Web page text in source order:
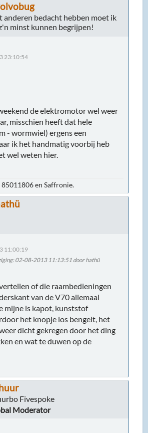
anderen bedacht hebben moet ik
minst kunnen begrijpen!
23:10:54
de elektromotor wel weer
misschien heeft dat hele
- wormwiel) ergens een
ik het handmatig voorbij heb
wel weten hier.
en Saffronie.
11:00:19
: 02-08-2013 11:13:51 door hathü
of die raambedieningen
van de V70 allemaal
mijne is kapot, kunststof
het knopje los bengelt, het
dicht gekregen door het ding
en wat te duwen op de
Fivespoke
Moderator